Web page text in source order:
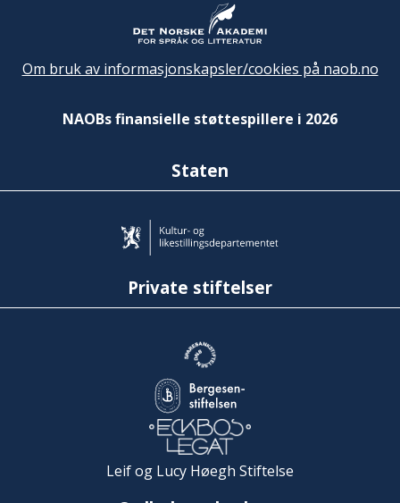
Om bruk av informasjonskapsler/cookies på naob.no
NAOBs finansielle støttespillere i 2026
Staten
Private stiftelser
Leif og Lucy Høegh Stiftelse